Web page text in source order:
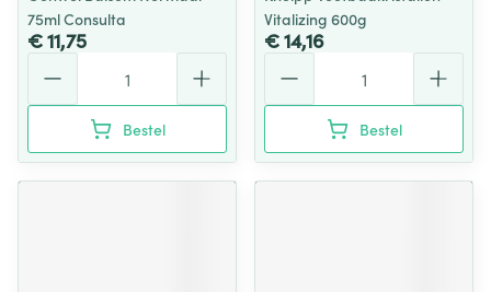
75ml Consulta
€ 11,75
Bestel
Vitalizing 600g
€ 14,16
Bestel